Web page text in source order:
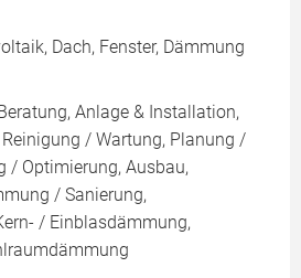
Dach, Fenster, Dämmung
Anlage & Installation,
/ Wartung, Planung /
/ Optimierung, Ausbau,
/ Sanierung,
/ Einblasdämmung,